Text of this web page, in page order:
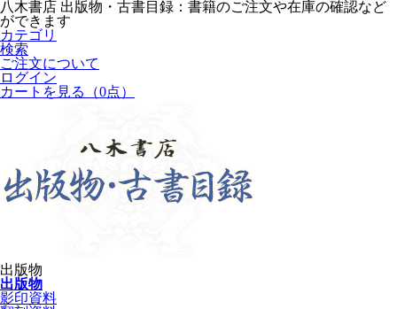
八木書店 出版物・古書目録：書籍のご注文や在庫の確認など
ができます
カテゴリ
検索
ご注文について
ログイン
カートを見る
（0点）
出版物
出版物
影印資料